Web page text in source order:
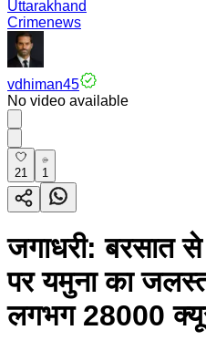
Uttarakhand
Crimenews
vdhiman45
No video available
21 1
जगाधरी: बरसात
पर यमुना का
लगभग 28000